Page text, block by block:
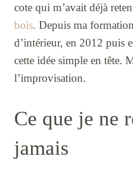
cote qui m’avait déjà
bois. Depuis ma
d’intérieur, en 2012 puis
cette idée simple en tête.
l’improvisation.
Ce que je ne
jamais